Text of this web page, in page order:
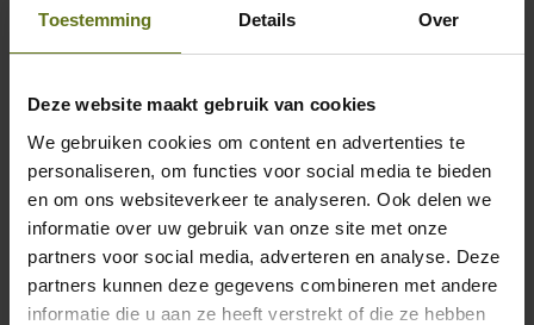
Toestemming Details Over
Deze website maakt gebruik van cookies
We gebruiken cookies om content en advertenties te
personaliseren, om functies voor social media te bieden
en om ons websiteverkeer te analyseren. Ook delen we
informatie over uw gebruik van onze site met onze
partners voor social media, adverteren en analyse. Deze
partners kunnen deze gegevens combineren met andere
informatie die u aan ze heeft verstrekt of die ze hebben
Klantverhaal | Equip Medikey
Lees meer